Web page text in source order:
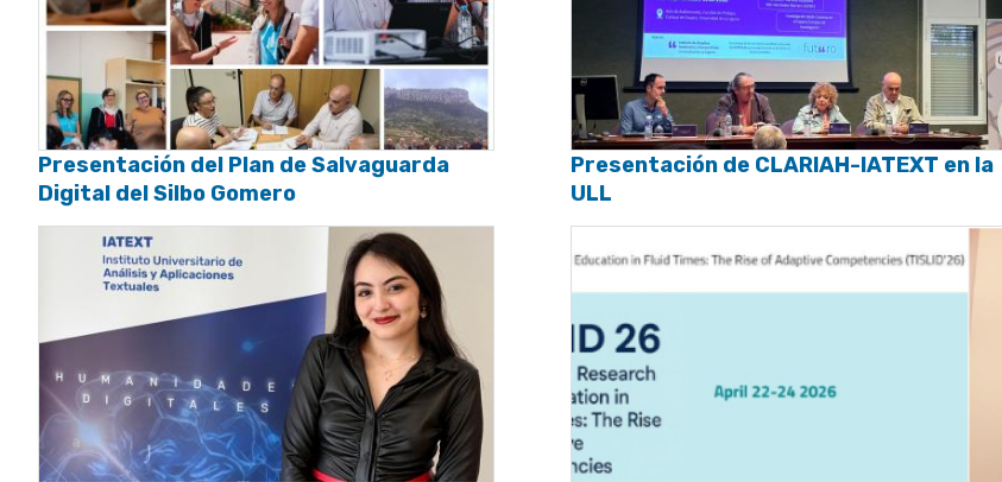
Presentación del Plan de Salvaguarda
Digital del Silbo Gomero
Presentación de CLARIAH-IATEXT en la
ULL